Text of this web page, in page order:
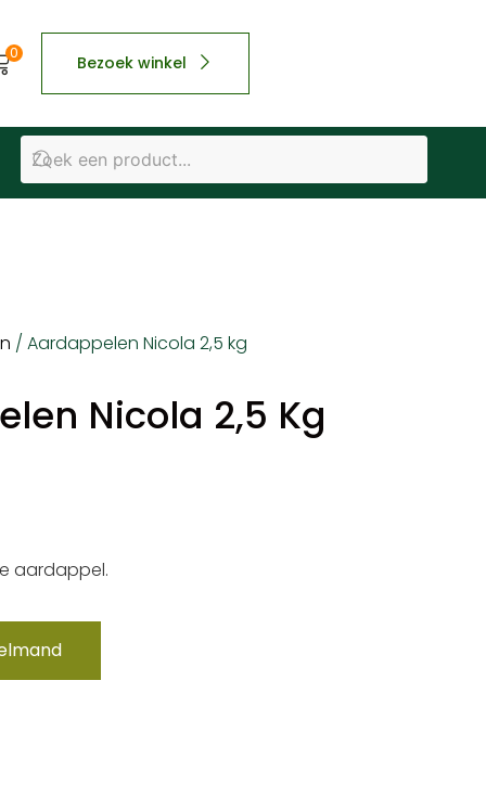
0 Bezoek winkel
/ Aardappelen Nicola 2,5 kg
Nicola 2,5 Kg
aardappel.